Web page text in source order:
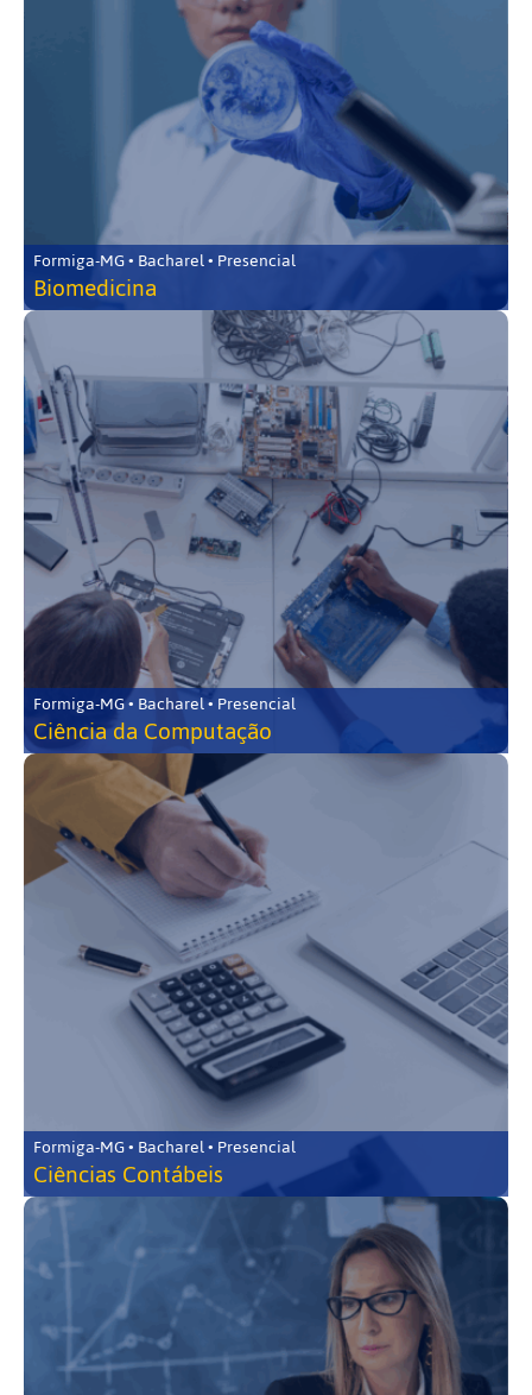
Formiga-MG • Bacharel • Presencial
Biomedicina
Formiga-MG • Bacharel • Presencial
Ciência da Computação
Formiga-MG • Bacharel • Presencial
Ciências Contábeis